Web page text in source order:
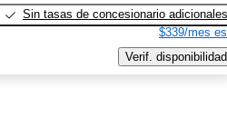
Sin tasas de concesionario adicionales
$339/mes
Verif. disponibilidad